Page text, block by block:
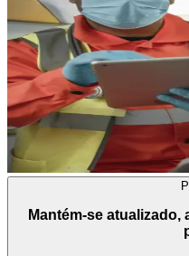
Mantém-se